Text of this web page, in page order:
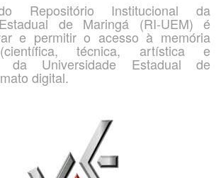
Repositório Institucional da
de Maringá (RI-UEM) é
e permitir o acesso à memória
técnica, artística e
da Universidade Estadual de
digital.